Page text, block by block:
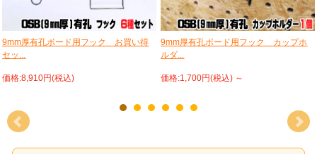
9mm厚有孔ボード用フック お買い得
セッ...
価格:8,910円(税込)
9mm厚有孔ボード用フック カップホ
ルダ...
価格:1,700円(税込) ～